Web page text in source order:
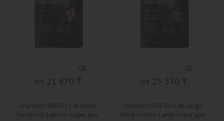
(0)
от 21 870 ₸
(0)
от 25 570 ₸
Grandorf FRESH Cat Adult
Sterilized Salmon корм для
Grandorf FRESH Cat Large
Adult Indoor Lamb корм для